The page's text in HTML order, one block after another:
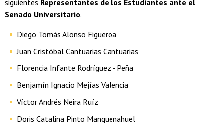
siguientes Representantes de los Estudiantes ante el
Senado Universitario.
Diego Tomás Alonso Figueroa
Juan Cristóbal Cantuarias Cantuarias
Florencia Infante Rodríguez - Peña
Benjamín Ignacio Mejías Valencia
Víctor Andrés Neira Ruíz
Doris Catalina Pinto Manquenahuel